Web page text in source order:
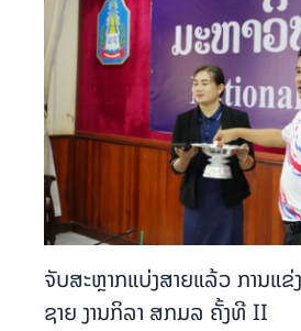
ຈັບສະຫຼາກແບ່ງສາຍແລ້ວ ການແຂ່
ຊາຍ ງານກິລາ ສກມລ ຄັ້ງທີ II